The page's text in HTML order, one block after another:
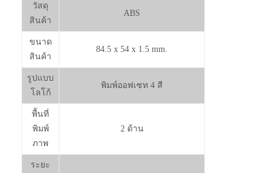
วัสดุ
สินค้า
ABS
ขนาด
สินค้า
84.5 x 54 x 1.5 mm.
รูปแบบ
โลโก้
พิมพ์ออฟเซท 4 สี
พื้นที่
พิมพ์
ภาพ
2 ด้าน
ระยะ